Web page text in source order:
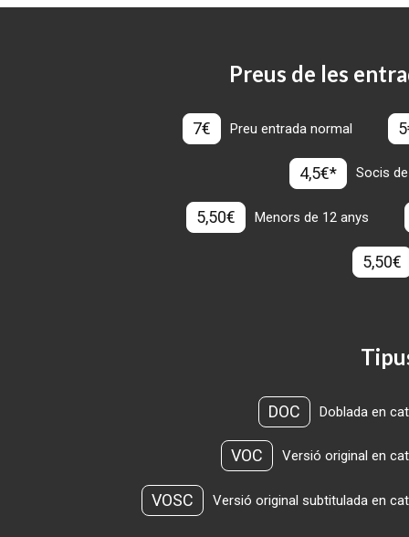
Preus de les
7€ Preu entrada normal
4,5€* Socis
5,50€ Menors de 12 anys
5,50€
DOC Doblada en
VOC Versió original en
VOSC Versió original subtitulada en